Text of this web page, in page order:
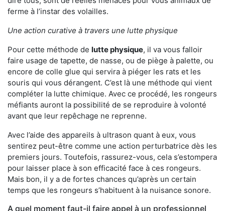
ferme à l’instar des volailles.
Une action curative à travers une lutte physique
Pour cette méthode de lutte physique, il va vous falloir
faire usage de tapette, de nasse, ou de piège à palette, ou
encore de colle glue qui servira à piéger les rats et les
souris qui vous dérangent. C’est là une méthode qui vient
compléter la lutte chimique. Avec ce procédé, les rongeurs
méfiants auront la possibilité de se reproduire à volonté
avant que leur repêchage ne reprenne.
Avec l’aide des appareils à ultrason quant à eux, vous
sentirez peut-être comme une action perturbatrice dès les
premiers jours. Toutefois, rassurez-vous, cela s’estompera
pour laisser place à son efficacité face à ces rongeurs.
Mais bon, il y a de fortes chances qu’après un certain
temps que les rongeurs s’habituent à la nuisance sonore.
A quel moment faut-il faire appel à un professionnel